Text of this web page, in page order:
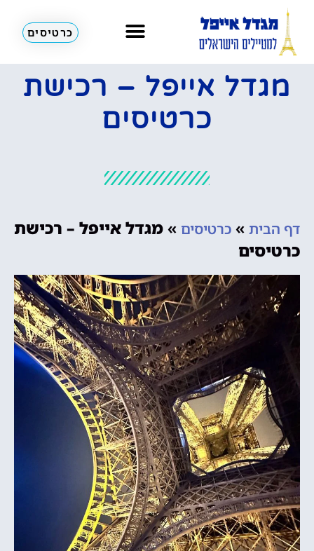
כרטיסים
מגדל אייפל – רכישת
כרטיסים
דף הבית » כרטיסים »מגדל אייפל – רכישת
כרטיסים